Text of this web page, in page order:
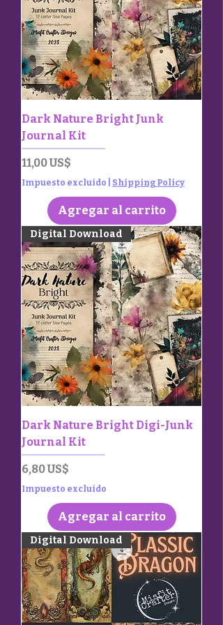
Dark Nature Bright Junk
Journal Kit
Precio
11,00 US$
Impuesto excluido Shipping Policy
Agregar al carrito
Digital Download
Dark Nature Bright Digi-Junk
Journal Kit
Precio
6,80 US$
Impuesto excluido
Agregar al carrito
Digital Download